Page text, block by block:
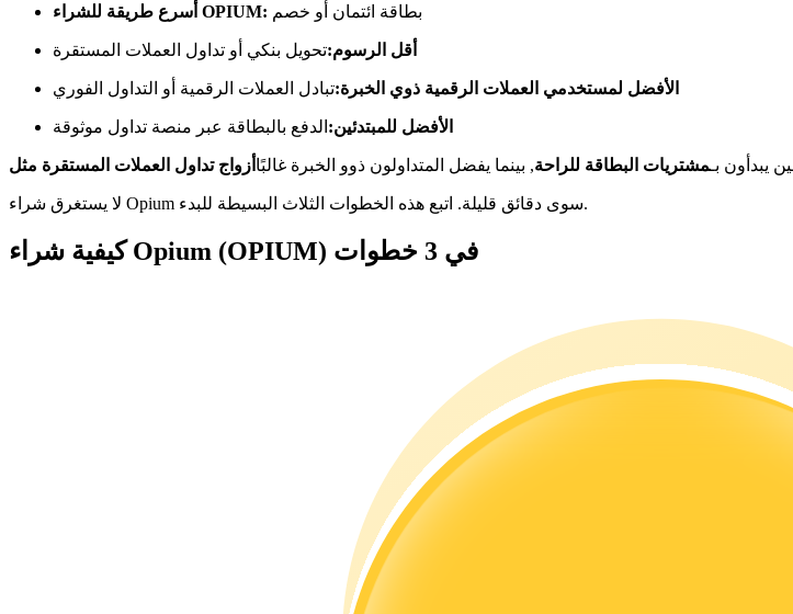
نسخ التداول
انضم إلى أفضل المتداولين
استمتع بتقاسم الأرباح وعمولات نسخ التداول
أسرع طريقة للشراء OPIUM: بطاقة ائتمان أو خصم
أقل الرسوم:تحويل بنكي أو تداول العملات المستقرة
الأفضل لمستخدمي العملات الرقمية ذوي الخبرة:تبادل العملات الرقمية أو التداول الفوري
الأفضل للمبتدئين: الدفع بالبطاقة عبر منصة تداول موثوقة
يبدأون بـمشتريات البطاقة للراحة, بينما يفضل المتداولون ذوو الخبرة غالبًا
لا يستغرق شراء Opium سوى دقائق قليلة. اتبع هذه الخطوات الثلاث البسيطة للبدء.
كيفية شراء Opium (OPIUM) في 3 خطوات